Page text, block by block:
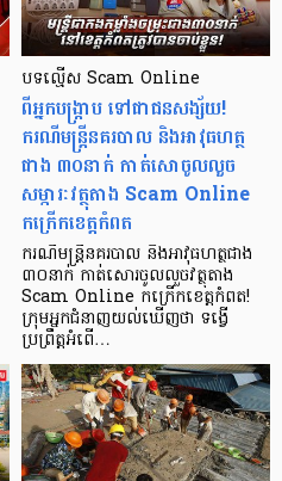
បទល្មើស Scam Online
ពីអ្នកបង្ក្រាប ទៅជាជនសង្ស័យ​!
ករណីមន្ត្រីនគរបាល និងអាវុធហត្ថ
ជាង ៣០នាក់ កាត់សោចូលលួច
សម្ភារៈវត្ថុតាង Scam Online
កក្រើកខេត្តកំពត
​​ករណីមន្ត្រីនគរបាល និងអាវុធហត្ថជាង
៣០នាក់ កាត់សោរចូលលួចវត្ថុតាង
Scam Online កក្រើកខេត្តកំពត!
ក្រុមអ្នកជំនាញយល់ឃើញថា ទង្វើ
ប្រព្រឹត្តអំពើ…